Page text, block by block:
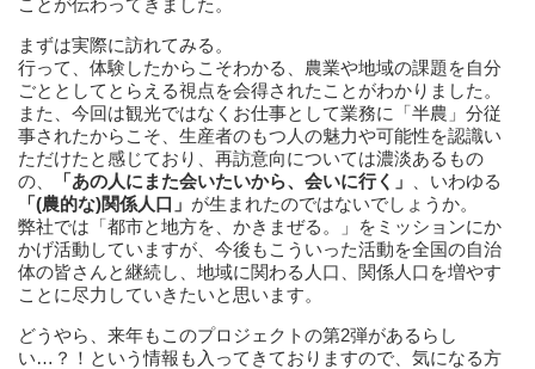
ことが伝わってきました。
まずは実際に訪れてみる。
行って、体験したからこそわかる、農業や地域の課題を自分
ごととしてとらえる視点を会得されたことがわかりました。
また、今回は観光ではなくお仕事として業務に「半農」分従
事されたからこそ、生産者のもつ人の魅力や可能性を認識い
ただけたと感じており、再訪意向については濃淡あるもの
の、
「あの人にまた会いたいから、会いに行く」
、いわゆる
「(農的な)関係人口」 が生まれたのではないでしょうか。
弊社では「都市と地方を、かきまぜる。」をミッションにか
かげ活動していますが、今後もこういった活動を全国の自治
体の皆さんと継続し、地域に関わる人口、関係人口を増やす
ことに尽力していきたいと思います。
どうやら、来年もこのプロジェクトの第2弾があるらし
い…？！という情報も入ってきておりますので、気になる方